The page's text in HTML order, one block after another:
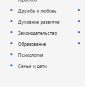
Дружба и любовь
Духовное развитие
Законодательство
Образование
Психология
Семья и дети